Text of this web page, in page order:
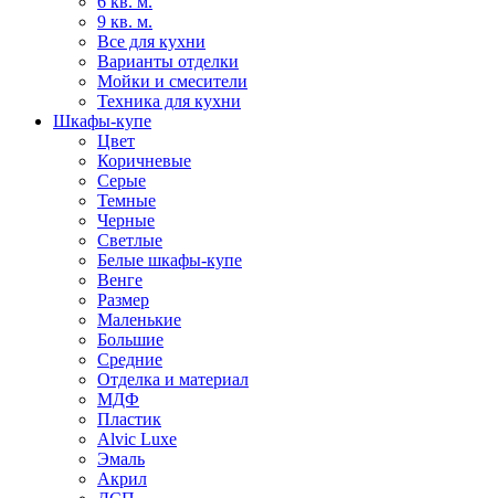
9 кв. м.
Все для кухни
Варианты отделки
Мойки и смесители
Техника для кухни
Шкафы-купе
Цвет
Коричневые
Серые
Темные
Черные
Светлые
Белые шкафы-купе
Венге
Размер
Маленькие
Большие
Средние
Отделка и материал
МДФ
Пластик
Alvic Luxe
Эмаль
Акрил